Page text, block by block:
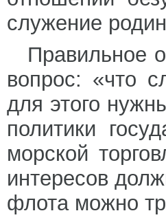
служение
Правильное
вопрос: «что
для этого
политики
морской
интересов
флота можно